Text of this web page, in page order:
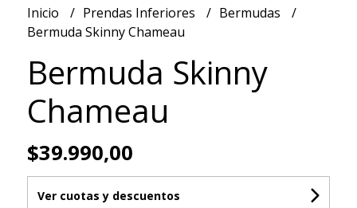
Inicio Prendas Inferiores
Bermudas
Bermuda Skinny Chameau
Bermuda Skinny
Chameau
$39.990,00
Ver cuotas y descuentos